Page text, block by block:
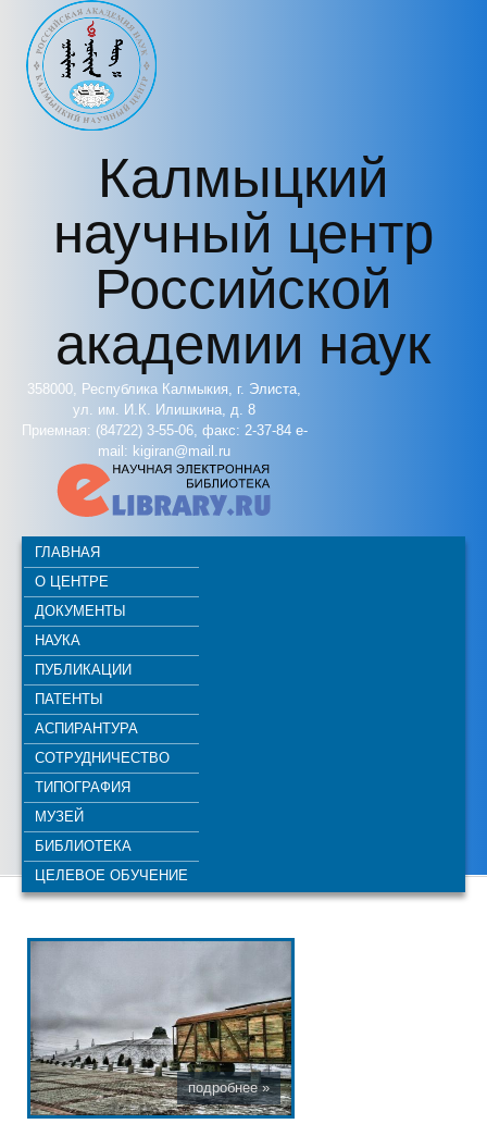
Перейти к основному содержанию
Калмыцкий
научный центр
Российской
академии наук
358000, Республика Калмыкия, г. Элиста,
ул. им. И.К. Илишкина, д. 8
Приемная: (84722) 3-55-06, факс: 2-37-84 e-
mail: kigiran@mail.ru
ГЛАВНАЯ
О ЦЕНТРЕ
ДОКУМЕНТЫ
НАУКА
ПУБЛИКАЦИИ
ПАТЕНТЫ
АСПИРАНТУРА
СОТРУДНИЧЕСТВО
ТИПОГРАФИЯ
МУЗЕЙ
БИБЛИОТЕКА
ЦЕЛЕВОЕ ОБУЧЕНИЕ